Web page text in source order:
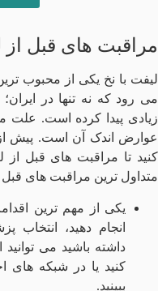
مراقبت های قبل از
لیفت با نخ یکی از محبوب
می رود که نه تنها در
زیادی پیدا کرده است. علت
عوارض اندک آن است. پیش از
کنید تا مراقبت های قبل
متداول ترین مراقبت‌ های قبل
یکی از مهم ترین
انجام دهید، انتخاب
داشته باشید می
کنید یا در شبکه های
ببینید.